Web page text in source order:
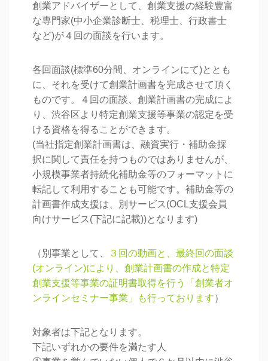
創業アドバイザーとして、創業支援の経験豊富
な専門家(中小企業診断士、税理士、行政書士
など)が４回の面談を行います。
各回面談(標準60分間、オンラインにて)ととも
に、それを受けて創業計画書を完成させて頂く
ものです。４回の面談、創業計画書の完成によ
り、渋谷区より特定創業支援等事業の認定を受
ける資格を得ることができます。
(当社指定創業計画書は、融資実行・補助金採
択に関して責任を持つものではありませんが、
小規模事業者持続化補助金等のフォーマットに
転記して利用することも可能です。補助金等の
計画書作成支援は、別サービス(OCL支援会員
向けサービス(下記に記載))となります)
（別事業として、
３回の動画と、最終回の面談
(オンライン)により、創業計画書の作成と特定
創業支援等事業の証明書取得を行う「創業者オ
ンラインセミナー事業」も行っております）
対象者は下記となります。
下記いずれかの要件を満たす人